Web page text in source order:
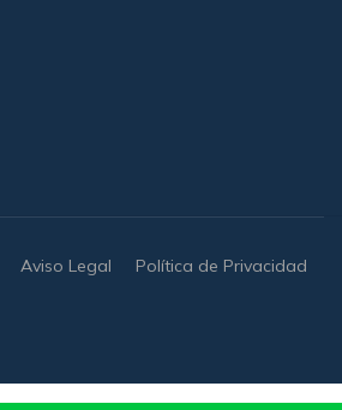
Aviso Legal
Política de Privacidad